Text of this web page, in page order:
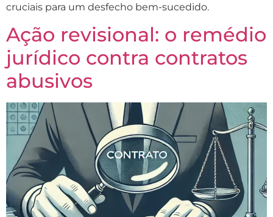
cruciais para um desfecho bem-sucedido.
Ação revisional: o remédio
jurídico contra contratos
abusivos